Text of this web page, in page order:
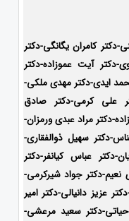
دکتر کامران یگانگی-دکتر
دکتر آیت عموزاده-دکتر
ایدی-دکتر مهدی ملکی-
علی کرمی-دکتر صادق
دکتر مراد عبدی ورمزان-
دکتر سهیل ذوالفقاری-
دکتر عباس کیانفر-دکتر
دکتر جواد شیرکرمی-
عزیز دانیالی-دکتر امیر
دکتر سعید مرعشی-